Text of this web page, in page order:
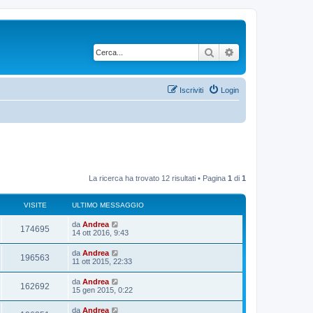
Cerca
Login
Iscriviti
La ricerca ha trovato 12 risultati • Pagina 1 di 1
VISITE ULTIMO MESSAGGIO
174695
i
t
U
m
o
m
e
s
s
a
da Andrea
14 ott 2016, 9:43
196563
i
U
m
o
m
e
da Andrea
11 ott 2015, 22:33
162692
i
U
da Andrea
15 gen 2015, 0:22
U
da Andrea